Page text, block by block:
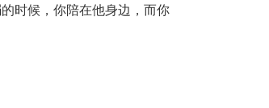
时候，你陪在他身边，而你